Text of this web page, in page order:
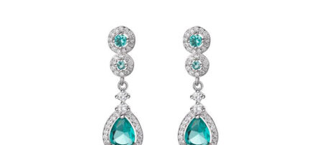
PENDIENTE DE PLATA
RODIADA DE CHATONES
CON GARRAS Y GOTA DE
COLOR AGUAMARINA Y
CIRCONITAS